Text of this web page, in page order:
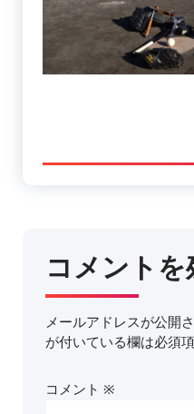
コメントを
メールアドレスが公開
が付いている欄は必須
コメント ※